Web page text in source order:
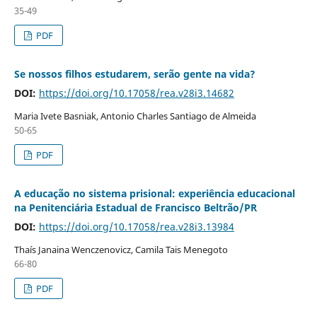
35-49
PDF
Se nossos filhos estudarem, serão gente na vida?
DOI: https://doi.org/10.17058/rea.v28i3.14682
Maria Ivete Basniak, Antonio Charles Santiago de Almeida
50-65
PDF
A educação no sistema prisional: experiência educacional
na Penitenciária Estadual de Francisco Beltrão/PR
DOI: https://doi.org/10.17058/rea.v28i3.13984
Thaís Janaina Wenczenovicz, Camila Tais Menegoto
66-80
PDF